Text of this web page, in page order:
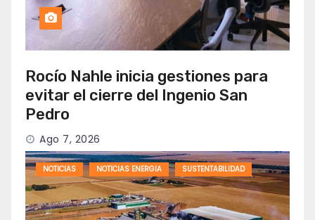
Rocío Nahle inicia gestiones para
evitar el cierre del Ingenio San
Pedro
Ago 7, 2026
NOTICIAS NOTICIAS ENERGIA SUSTENTABILIDAD